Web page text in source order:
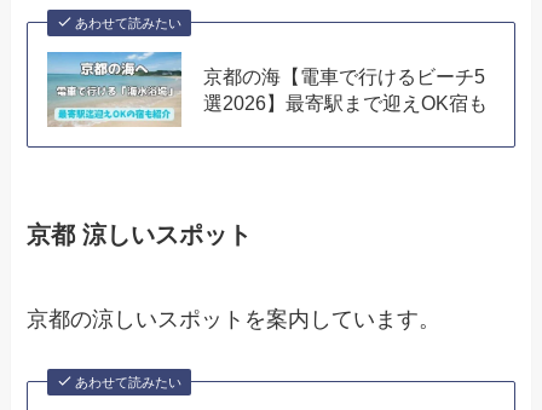
あわせて読みたい
京都の海【電車で行けるビーチ5
選2026】最寄駅まで迎えOK宿も
京都 涼しいスポット
京都の涼しいスポットを案内しています。
あわせて読みたい